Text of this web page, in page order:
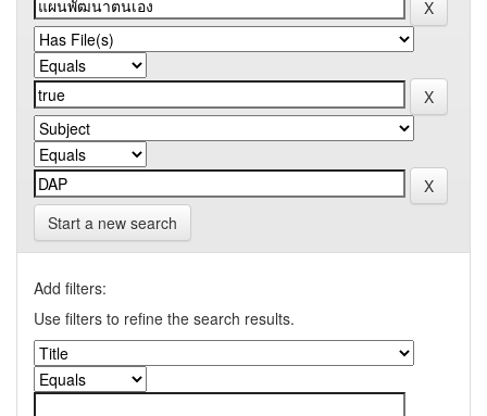
Start a new search
Add filters:
Use filters to refine the search results.